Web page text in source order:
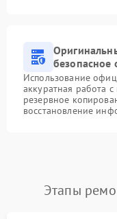
безопасное
Использование
аккуратная работа
резервное
восстановление
Этапы